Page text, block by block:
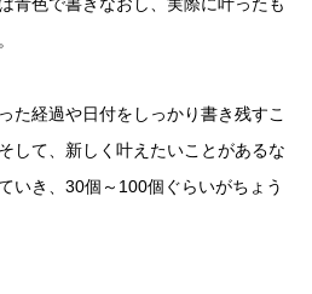
た経過や日付をしっかり書き残すこ
して、新しく叶えたいことがあるな
いき、30個～100個ぐらいがちょう